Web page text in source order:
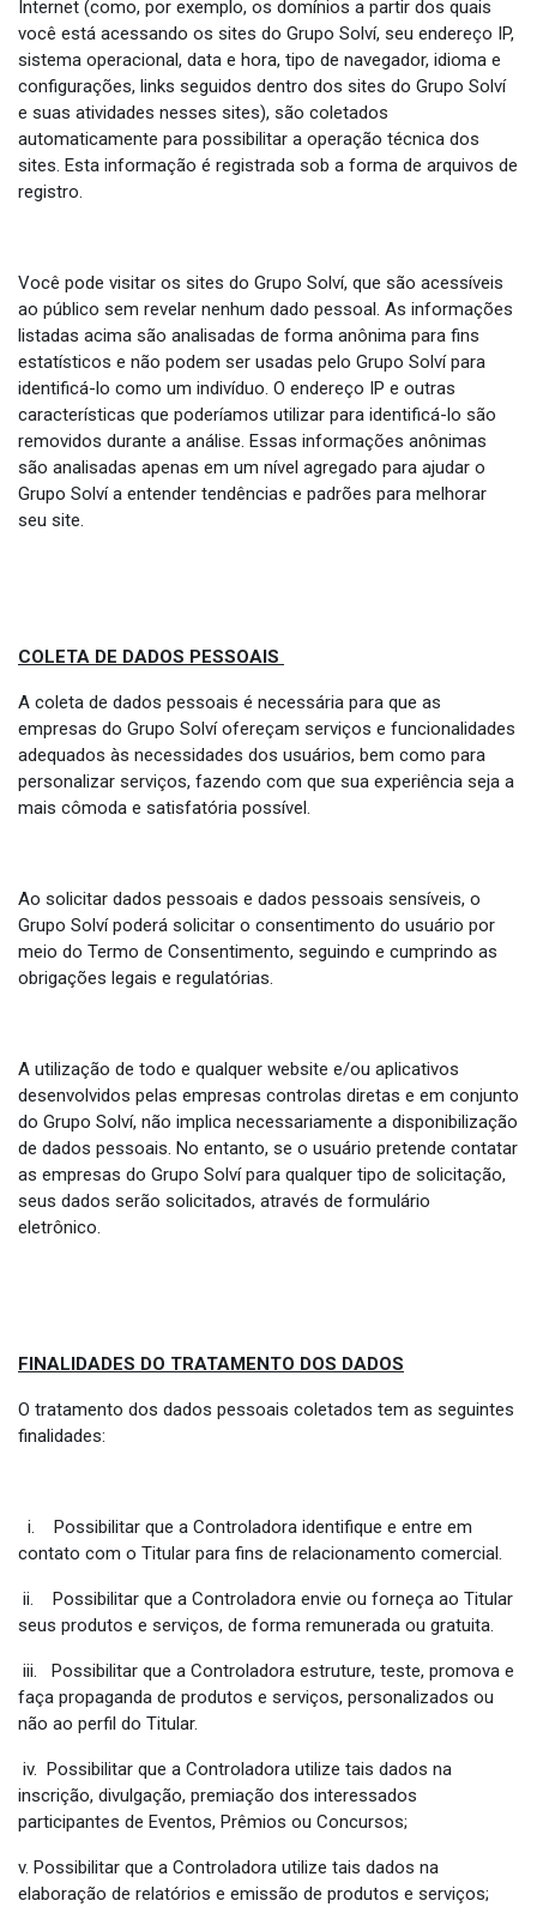
Internet (como, por exemplo, os domínios a partir dos quais
você está acessando os sites do Grupo Solví, seu endereço IP,
sistema operacional, data e hora, tipo de navegador, idioma e
configurações, links seguidos dentro dos sites do Grupo Solví
e suas atividades nesses sites), são coletados
automaticamente para possibilitar a operação técnica dos
sites. Esta informação é registrada sob a forma de arquivos de
registro.
Você pode visitar os sites do Grupo Solví, que são acessíveis
ao público sem revelar nenhum dado pessoal. As informações
listadas acima são analisadas de forma anônima para fins
estatísticos e não podem ser usadas pelo Grupo Solví para
identificá-lo como um indivíduo. O endereço IP e outras
características que poderíamos utilizar para identificá-lo são
removidos durante a análise. Essas informações anônimas
são analisadas apenas em um nível agregado para ajudar o
Grupo Solví a entender tendências e padrões para melhorar
seu site.
COLETA DE DADOS PESSOAIS
A coleta de dados pessoais é necessária para que as
empresas do Grupo Solví ofereçam serviços e funcionalidades
adequados às necessidades dos usuários, bem como para
personalizar serviços, fazendo com que sua experiência seja a
mais cômoda e satisfatória possível.
Ao solicitar dados pessoais e dados pessoais sensíveis, o
Grupo Solví poderá solicitar o consentimento do usuário por
meio do Termo de Consentimento, seguindo e cumprindo as
obrigações legais e regulatórias.
A utilização de todo e qualquer website e/ou aplicativos
desenvolvidos pelas empresas controlas diretas e em conjunto
do Grupo Solví, não implica necessariamente a disponibilização
de dados pessoais. No entanto, se o usuário pretende contatar
as empresas do Grupo Solví para qualquer tipo de solicitação,
seus dados serão solicitados, através de formulário
eletrônico.
FINALIDADES DO TRATAMENTO DOS DADOS
O tratamento dos dados pessoais coletados tem as seguintes
finalidades:
i. Possibilitar que a Controladora identifique e entre em
contato com o Titular para fins de relacionamento comercial.
ii. Possibilitar que a Controladora envie ou forneça ao Titular
seus produtos e serviços, de forma remunerada ou gratuita.
iii. Possibilitar que a Controladora estruture, teste, promova e
faça propaganda de produtos e serviços, personalizados ou
não ao perfil do Titular.
iv. Possibilitar que a Controladora utilize tais dados na
inscrição, divulgação, premiação dos interessados
participantes de Eventos, Prêmios ou Concursos;
v. Possibilitar que a Controladora utilize tais dados na
elaboração de relatórios e emissão de produtos e serviços;